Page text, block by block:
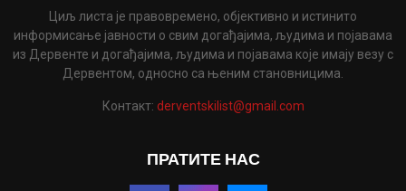
Циљ листа је правовремено, објективно и истинито
информисање јавности о свим догађајима, људима и појавама
из Дервенте и догађајима, људима и појавама које имају везу с
Дервентом, односно са њеним становницима.
Контакт: derventskilist@gmail.com
ПРАТИТЕ НАС